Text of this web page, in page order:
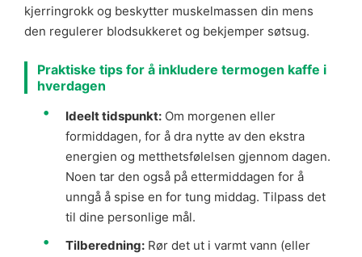
kjerringrokk og beskytter muskelmassen din mens
den regulerer blodsukkeret og bekjemper søtsug.
Praktiske tips for å inkludere termogen kaffe i
hverdagen
Ideelt tidspunkt:Om morgenen eller
formiddagen, for å dra nytte av den ekstra
energien og metthetsfølelsen gjennom dagen.
Noen tar den også på ettermiddagen for å
unngå å spise en for tung middag. Tilpass det
til dine personlige mål.
Tilberedning:Rør det ut i varmt vann (eller